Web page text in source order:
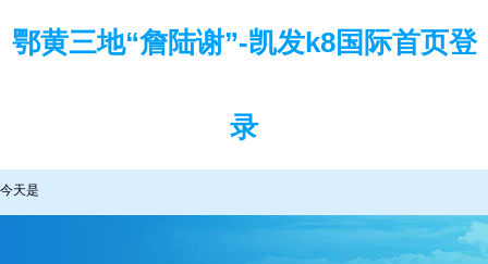
鄂黄三地“詹陆谢”-凯发k8国际首页登
录
今天是